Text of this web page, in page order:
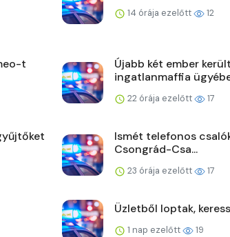
14 órája ezelőtt 12
t
Újabb két ember
ingatlanmaffia
22 órája ezelőtt 17
Ismét telefonos
Csongrád-Csa...
23 órája ezelőtt 17
Üzletből loptak,
1 nap ezelőtt 19